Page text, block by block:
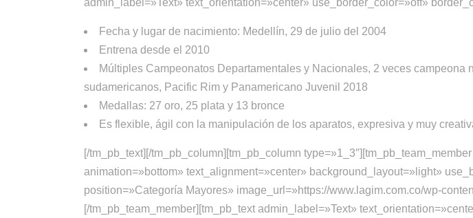
admin_label=»Text» text_orientation=»center» use_border_color=»off»
Fecha y lugar de nacimiento: Medellín, 29 de julio del 2004
Entrena desde el 2010
Múltiples Campeonatos Departamentales y Nacionales, 2 veces
sudamericanos, Pacific Rim y Panamericano Juvenil 2018
Medallas: 27 oro, 25 plata y 13 bronce
Es flexible, ágil con la manipulación de los aparatos, expresiva y muy
[/tm_pb_text][/tm_pb_column][tm_pb_column
animation=»bottom» text_alignment=»center» background_layout=»light»
position=»Categoría Mayores» image_url=»https://www.lagim.com.co/wp-
[/tm_pb_team_member][tm_pb_text admin_label=»Text»